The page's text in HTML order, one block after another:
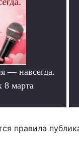
— навсегда.
8 марта
правила